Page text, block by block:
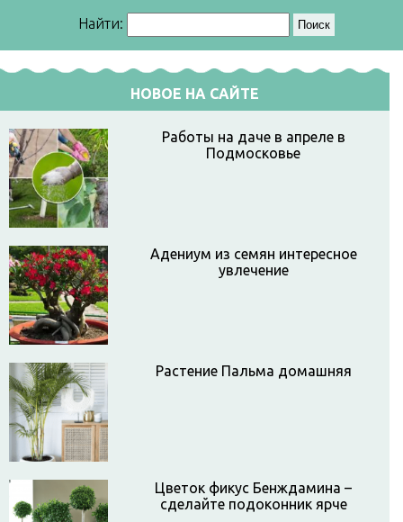
Найти:
НОВОЕ НА САЙТЕ
Работы на даче в апреле в
Подмосковье
Адениум из семян интересное
увлечение
Растение Пальма домашняя
Цветок фикус Бенждамина –
сделайте подоконник ярче